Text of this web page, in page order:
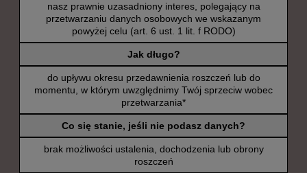
nasz prawnie uzasadniony interes, polegający na
przetwarzaniu danych osobowych we wskazanym
powyżej celu (art. 6 ust. 1 lit. f RODO)
Jak długo?
do upływu okresu przedawnienia roszczeń lub do
momentu, w którym uwzględnimy Twój sprzeciw wobec
przetwarzania*
Co się stanie, jeśli nie podasz danych?
brak możliwości ustalenia, dochodzenia lub obrony
roszczeń